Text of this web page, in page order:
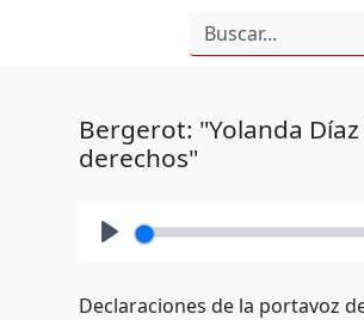
Bergerot: "Yolanda
derechos"
Declaraciones de la portavoz